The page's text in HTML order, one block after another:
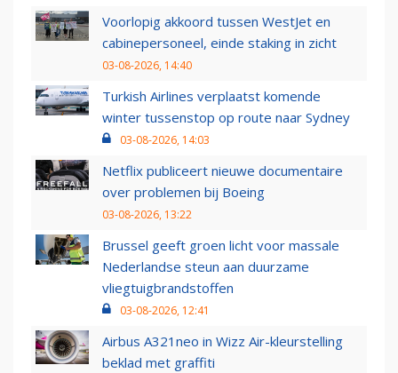
Voorlopig akkoord tussen WestJet en
cabinepersoneel, einde staking in zicht
03-08-2026, 14:40
Turkish Airlines verplaatst komende
winter tussenstop op route naar Sydney
03-08-2026, 14:03
Netflix publiceert nieuwe documentaire
over problemen bij Boeing
03-08-2026, 13:22
Brussel geeft groen licht voor massale
Nederlandse steun aan duurzame
vliegtuigbrandstoffen
03-08-2026, 12:41
Airbus A321neo in Wizz Air-kleurstelling
beklad met graffiti